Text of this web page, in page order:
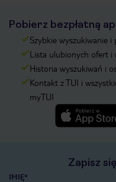
Pobierz bezpłatną
Szybkie wyszukiwanie
Lista ulubionych ofert i
Historia wyszukiwań i
Kontakt z TUI i
myTUI
Zapisz
IMIĘ*